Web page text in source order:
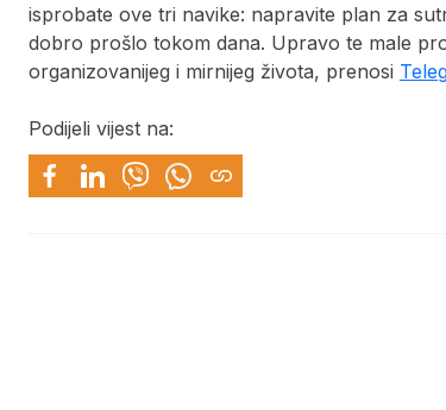
isprobate ove tri navike: napravite plan za
dobro prošlo tokom dana. Upravo te male
organizovanijeg i mirnijeg života, prenosi
Podijeli vijest na: